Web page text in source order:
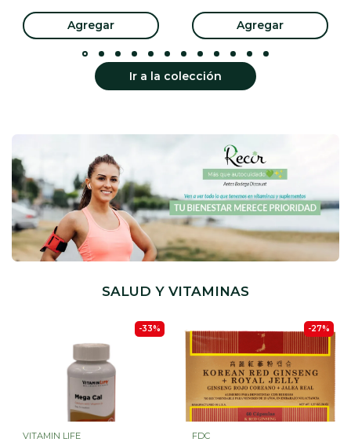
Agregar Agregar
Ir a la colección
SALUD Y VITAMINAS
-33%
VITAMIN LIFE
-27%
FDC